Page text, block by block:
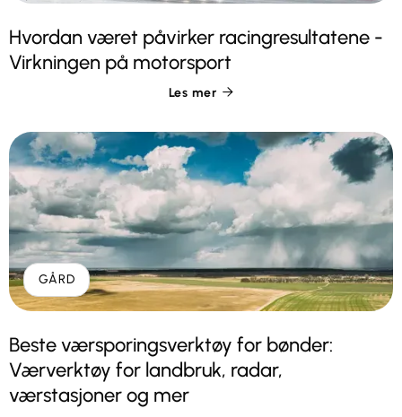
Hvordan været påvirker racingresultatene -
Virkningen på motorsport
Les mer 
GÅRD
Beste værsporingsverktøy for bønder:
Værverktøy for landbruk, radar,
værstasjoner og mer